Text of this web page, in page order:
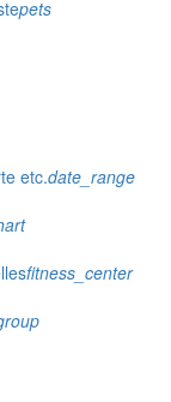
pets
etc.date_range
fitness_center